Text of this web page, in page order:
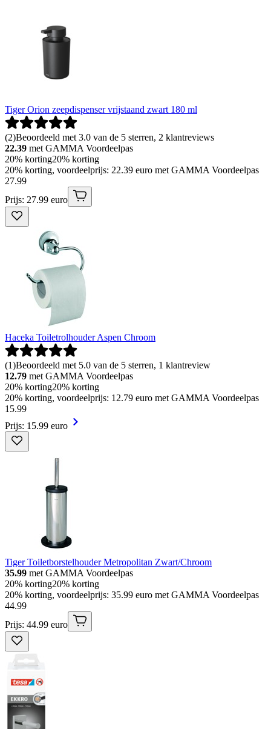
Tiger Orion zeepdispenser vrijstaand zwart 180 ml
(2)Beoordeeld met 3.0 van de 5 sterren, 2 klantreviews
22.39 met GAMMA Voordeelpas
20% korting20% korting
20% korting, voordeelprijs: 22.39 euro met GAMMA Voordeelpas
27.99
Prijs: 27.99 euro
Haceka Toiletrolhouder Aspen Chroom
(1)Beoordeeld met 5.0 van de 5 sterren, 1 klantreview
12.79 met GAMMA Voordeelpas
20% korting20% korting
20% korting, voordeelprijs: 12.79 euro met GAMMA Voordeelpas
15.99
Prijs: 15.99 euro
Tiger Toiletborstelhouder Metropolitan Zwart/Chroom
35.99 met GAMMA Voordeelpas
20% korting20% korting
20% korting, voordeelprijs: 35.99 euro met GAMMA Voordeelpas
44.99
Prijs: 44.99 euro